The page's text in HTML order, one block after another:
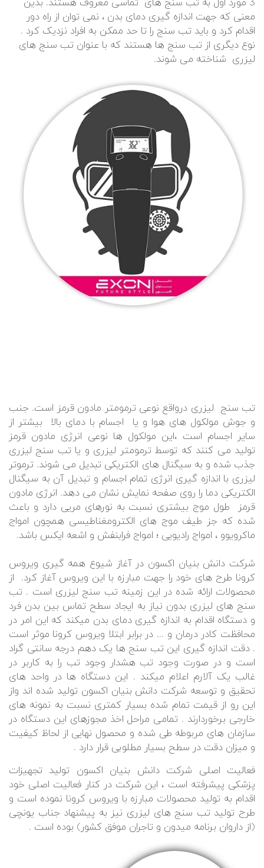
معنی که جهت اندازه گیری دمای بدن ، نمی توان از راه دور
اقدام کرد و باید تب سنج را تا حد ممکن به افراد نزدیک کرد .
نوع دیگری از تب سنج ها هستند که با عنوان تب سنج های
لیزری شناخته می شوند.
تب سنج لیزری درواقع نوعی ترمومتر مادون قرمز است. جنب
و جوش مولکول های هوا و یا اجسام با دمای بالا بیشتر از
سایر اجسام است ،این مولکول ها نوعی انرژی مادون قرمز
تولید می کنند که توسط ترمومتر لیزری و یا تب سنج لیزری
جذب شده و به سیگنال های الکتریکی تبدیل می شوند. ترموتر
لیزری با اندازه گیری انرژی تمام اجسام و تبدیل آن به سیگنال
الکتریکی دما را روی صفحه نمایش نشان می دهد. انرژی مادون
قرمز طول موج بیشتری نسبت به نورهای مریی دارد و باعث
شده که جز طیف موج های الکترومغناطیسی همچون امواج
ماکرویوو ، امواج رادیویی ؛ امواج فرابنفش و اشعه ایکس باشد.
شرکت دانش بنیان اکسون در آغاز شیوع همه گیری ویروس
کرونا طرح های خود را جهت مبارزه با این ویروس آغاز کرد. از
محصولات ارائه شده در این زمینه تب سنج لیزری است . تب
سنج های لیزری بدون نیاز به ایجاد سطح تماس بین بدن فرد
و دستگاه اقدام به اندازه گیری دمای بدن میکند که این امر در
محافظت کادر درمان و ... در برابر ابتلا ویروس کرونا موثر است
. دقت اندازه گیری این تب سنج ها یک دهم درجه سانتی گراد
است و در صورت وجود تب هشدار وجود تب را به کاربر در
غالب یک آلارم اعلام میکند . این دستگاه ها در واحد های
تحقیق و توسعه شرکت دانش بنیان اکسون تولید شده اند واز
این رو از قیمت تمام شده بسیار کمتری نسبت به نمونه های
خارجی برخوردارند . تمامی مراحل اخذ مجوزهای این دستگاه در
سازمان های مربوطه طی شده و محصول نهایی از لحاظ کیفیت
و میزان دقت در سطح بسیار مطلوبی قرار دارد .
فعالیت اصلی شرکت دانش بنیان اکسون تولید تجهیزات
پزشکی پیشرفته است ، این شرکت در کنار فعالیت اصلی خود
اقدام به تولید محصولات مبارزه با ویروس کرونا نموده است و
طرح تولید تب سنج های لیزری نیز به پیشنهاد جناب یونچی
(از داروان برنامه میدون و تاجران موفق کشور) بوده است .